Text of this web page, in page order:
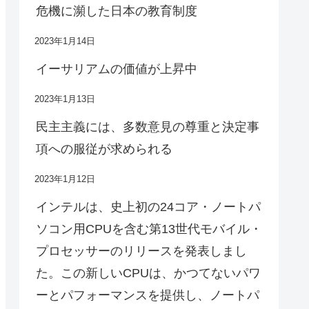
危機に瀕した日本の教育制度
2023年1月14日
イーサリアムの価値が上昇中
2023年1月13日
民主主義には、多数意見の尊重と決定事
項への服従が求められる
2023年1月12日
インテルは、史上初の24コア・ノートパ
ソコン用CPUを含む第13世代モバイル・
プロセッサーのリリースを発表しまし
た。この新しいCPUは、かつてないパワ
ーとパフォーマンスを提供し、ノートパ